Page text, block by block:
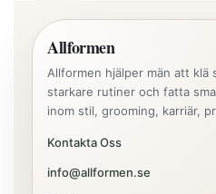
Allformen
Allformen hjälper män att klä
starkare rutiner och fatta
inom stil, grooming, karriär,
Kontakta Oss
info@allformen.se